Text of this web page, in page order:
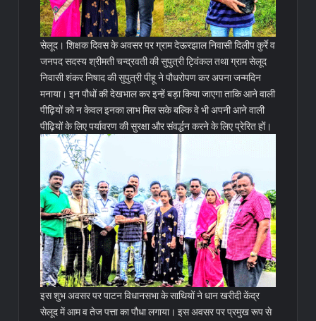
सेलूद। शिक्षक दिवस के अवसर पर ग्राम देऊरझाल निवासी दिलीप कुर्रे व
जनपद सदस्य श्रीमती चन्द्रवती की सुपुत्री ट्विंकल तथा ग्राम सेलूद
निवासी शंकर निषाद की सुपुत्री पीहू ने पौधरोपण कर अपना जन्मदिन
मनाया। इन पौधों की देखभाल कर इन्हें बड़ा किया जाएगा ताकि आने वाली
पीढ़ियों को न केवल इनका लाभ मिल सके बल्कि वे भी अपनी आने वाली
पीढ़ियों के लिए पर्यावरण की सुरक्षा और संवर्द्धन करने के लिए प्रेरित हों।
इस शुभ अवसर पर पाटन विधानसभा के साथियों ने धान खरीदी केंद्र
सेलूद में आम व तेज पत्ता का पौधा लगाया। इस अवसर पर प्रमुख रूप से